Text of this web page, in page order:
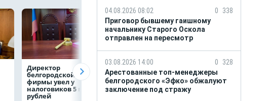
Директор
белгородской
фирмы увел у
налоговиков 5 млн
рублей
Объем продаж
кредитов
наличными в России
вырос на 64%
кредитов в
полугодии 2026
04.08.2026 08:02 0
338
Приговор бывшему гаишному
начальнику Старого Оскола
отправлен на пересмотр
03.08.2026 14:00 0
328
Арестованные топ-менеджеры
белгородского «Эфко» обжалуют
заключение под стражу